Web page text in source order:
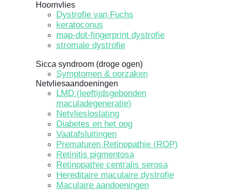
Hoornvlies
Dystrofie van Fuchs
keratoconus
map-dot-fingerprint dystrofie
stromale dystrofie
Sicca syndroom (droge ogen)
Symptomen & oorzaken
Netvliesaandoeningen
LMD (leeftijdsgebonden
maculadegeneratie)
Netvliesloslating
Diabetes en het oog
Vaatafsluitingen
Prematuren Retinopathie (ROP)
Retinitis pigmentosa
Retinopathie centralis serosa
Hereditaire maculaire dystrofie
Maculaire aandoeningen